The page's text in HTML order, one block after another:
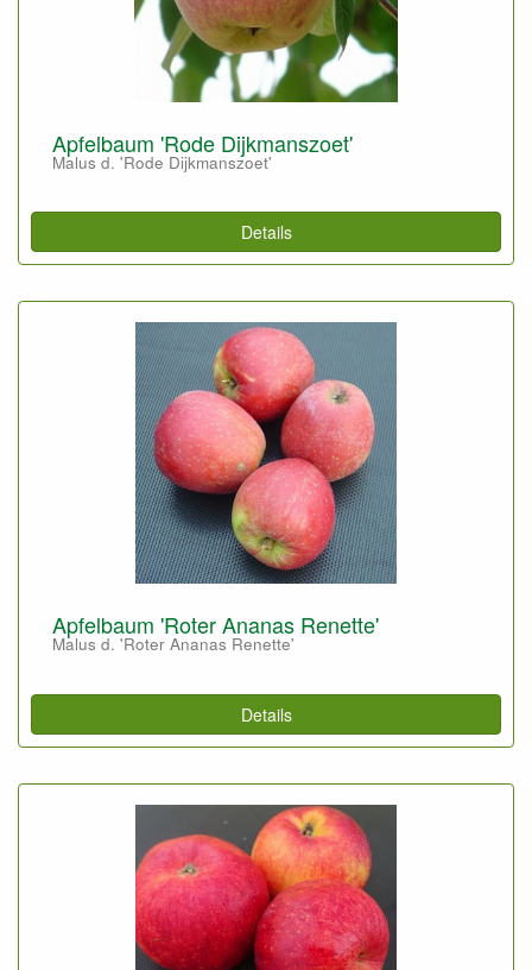
Apfelbaum 'Rode Dijkmanszoet'
Malus d. 'Rode Dijkmanszoet'
Details
Apfelbaum 'Roter Ananas Renette'
Malus d. 'Roter Ananas Renette'
Details